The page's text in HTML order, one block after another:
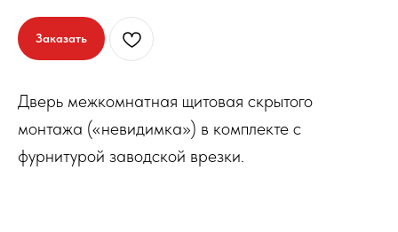
Заказать
Дверь межкомнатная щитовая скрытого
монтажа («невидимка») в комплекте с
фурнитурой заводской врезки.